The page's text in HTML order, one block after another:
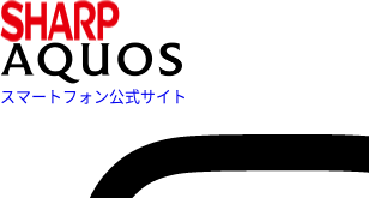
スマートフォン公式サイト